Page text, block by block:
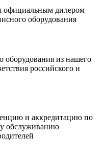
дилером
оборудования
оборудования из нашего
российского и
и аккредитацию по
обслуживанию